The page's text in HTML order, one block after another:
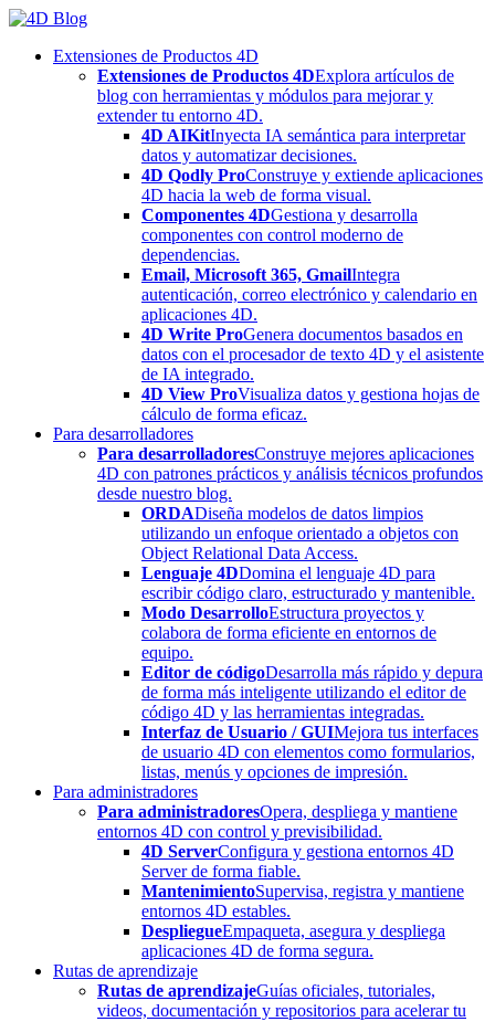
Skip
contentExtensiones de Productos 4D
Extensiones de Productos 4DExplora artículos de
blog con herramientas y módulos para mejorar y
extender tu entorno 4D.
4D AIKitInyecta IA semántica para interpretar
datos y automatizar decisiones.
4D Qodly ProConstruye y extiende aplicaciones
4D hacia la web de forma visual.
Componentes 4DGestiona y desarrolla
componentes con control moderno de
dependencias.
Email, Microsoft 365, GmailIntegra
autenticación, correo electrónico y calendario en
aplicaciones 4D.
4D Write ProGenera documentos basados en
datos con el procesador de texto 4D y el asistente
de IA integrado.
4D View ProVisualiza datos y gestiona hojas de
cálculo de forma eficaz.
Para desarrolladores
Para desarrolladoresConstruye mejores aplicaciones
4D con patrones prácticos y análisis técnicos profundos
desde nuestro blog.
ORDADiseña modelos de datos limpios
utilizando un enfoque orientado a objetos con
Object Relational Data Access.
Lenguaje 4DDomina el lenguaje 4D para
escribir código claro, estructurado y mantenible.
Modo DesarrolloEstructura proyectos y
colabora de forma eficiente en entornos de
equipo.
Editor de códigoDesarrolla más rápido y depura
de forma más inteligente utilizando el editor de
código 4D y las herramientas integradas.
Interfaz de Usuario / GUIMejora tus interfaces
de usuario 4D con elementos como formularios,
listas, menús y opciones de impresión.
Para administradores
Para administradoresOpera, despliega y mantiene
entornos 4D con control y previsibilidad.
4D ServerConfigura y gestiona entornos 4D
Server de forma fiable.
MantenimientoSupervisa, registra y mantiene
entornos 4D estables.
DespliegueEmpaqueta, asegura y despliega
aplicaciones 4D de forma segura.
Rutas de aprendizaje
Rutas de aprendizajeGuías oficiales, tutoriales,
videos, documentación y repositorios para acelerar tu